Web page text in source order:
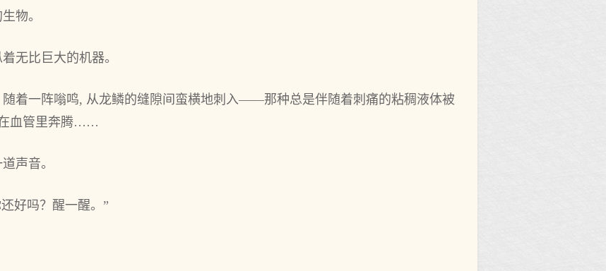
物。
无比巨大的机器。
着一阵嗡鸣, 从龙鳞的缝隙间蛮横地刺入——那种总是伴随着刺痛的粘稠液体被
血管里奔腾……
声音。
好吗？醒一醒。”